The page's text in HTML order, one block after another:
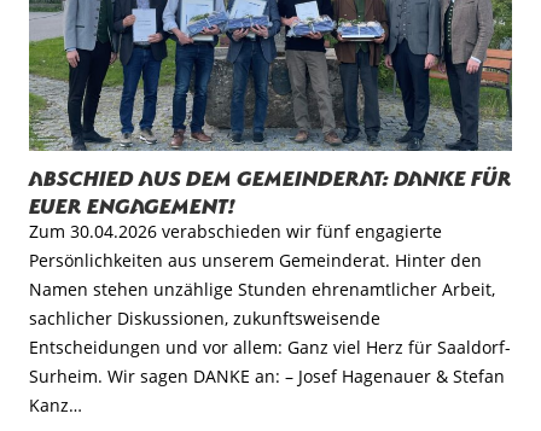
Abschied aus dem Gemeinderat: Danke für
euer Engagement!
Zum 30.04.2026 verabschieden wir fünf engagierte
Persönlichkeiten aus unserem Gemeinderat. Hinter den
Namen stehen unzählige Stunden ehrenamtlicher Arbeit,
sachlicher Diskussionen, zukunftsweisende
Entscheidungen und vor allem: Ganz viel Herz für Saaldorf-
Surheim. Wir sagen DANKE an: – Josef Hagenauer & Stefan
Kanz…